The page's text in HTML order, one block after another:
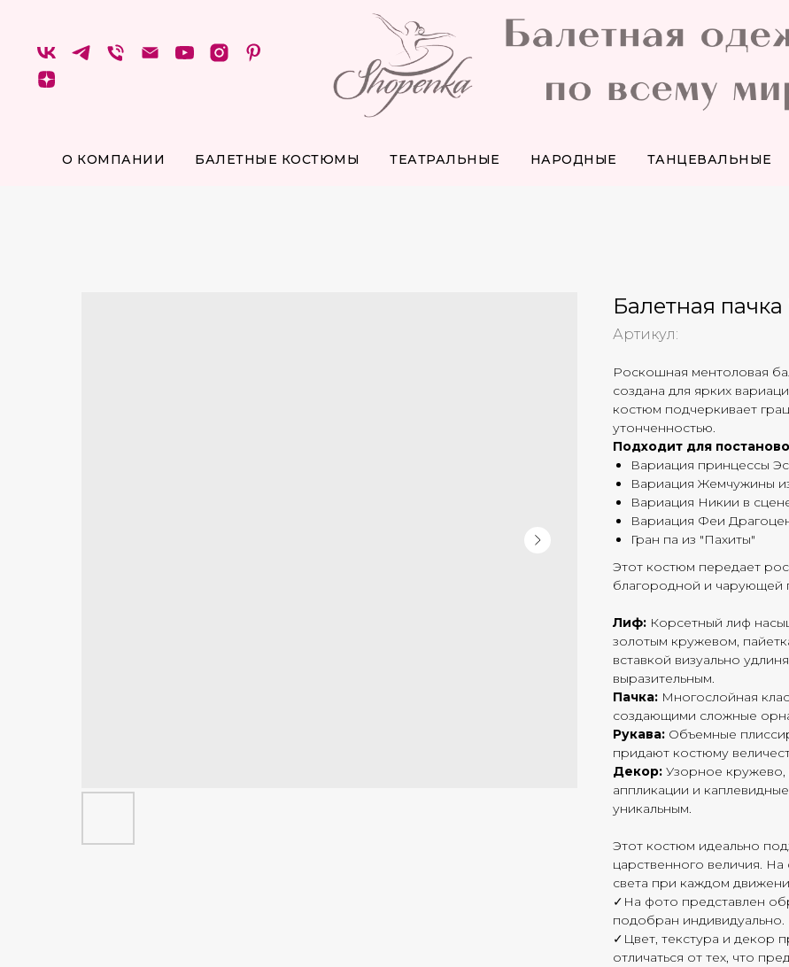
О КОМПАНИИ БАЛЕТНЫЕ КОСТЮМЫ ТЕАТРАЛЬНЫЕ НАРОДНЫЕ ТАНЦЕВАЛЬНЫЕ
Балетная
Артикул:
Роскошная ментоловая
создана для ярких
костюм подчеркивает
утонченностью.
Подходит для
Вариация принцессы
Вариация Жемчужины
Вариация Никии в
Вариация Феи
Гран па из "Пахиты"
Этот костюм передает
благородной и чарующей
Лиф: Корсетный лиф
золотым кружевом,
вставкой визуально
выразительным.
Пачка: Многослойная
создающими сложные
Рукава: Объемные
придают костюму
Декор: Узорное
аппликации и
уникальным.
Этот костюм идеально
царственного величия.
света при каждом
✓На фото представлен
подобран индивидуально.
✓Цвет, текстура и декор
отличаться от тех, что